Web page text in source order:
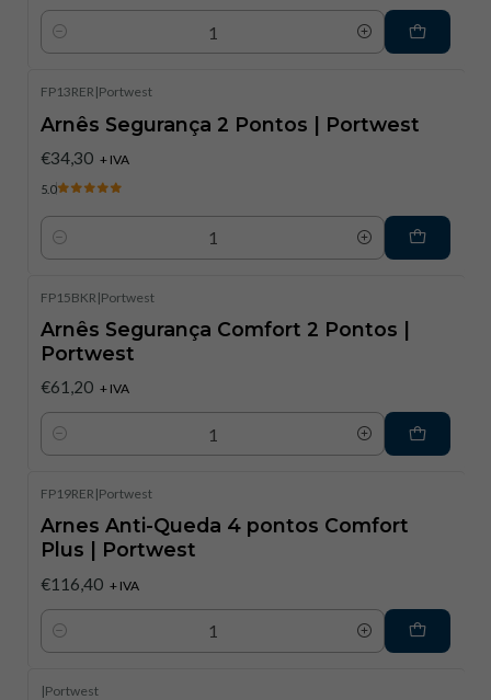
Quantidade
FP13RER |Portwest
Arnês Segurança 2 Pontos | Portwest
€34,30 + IVA
5.0
Quantidade
FP15BKR |Portwest
Arnês Segurança Comfort 2 Pontos |
Portwest
€61,20 + IVA
Quantidade
FP19RER |Portwest
Arnes Anti-Queda 4 pontos Comfort
Plus | Portwest
€116,40 + IVA
Quantidade
|Portwest